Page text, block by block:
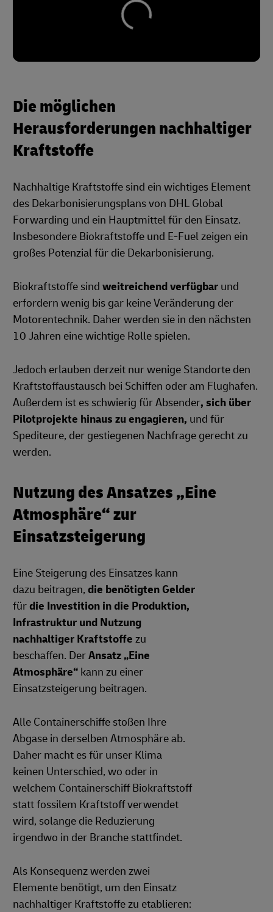
Die möglichen
Herausforderungen nachhaltiger
Kraftstoffe
Nachhaltige Kraftstoffe sind ein wichtiges Element
des Dekarbonisierungsplans von DHL Global
Forwarding und ein Hauptmittel für den Einsatz.
Insbesondere Biokraftstoffe und E-Fuel zeigen ein
großes Potenzial für die Dekarbonisierung.
Biokraftstoffe sind weitreichend verfügbar und
erfordern wenig bis gar keine Veränderung der
Motorentechnik. Daher werden sie in den nächsten
10 Jahren eine wichtige Rolle spielen.
Jedoch erlauben derzeit nur wenige Standorte den
Kraftstoffaustausch bei Schiffen oder am Flughafen.
Außerdem ist es schwierig für Absender, sich über
Pilotprojekte hinaus zu engagieren, und für
Spediteure, der gestiegenen Nachfrage gerecht zu
werden.
Nutzung des Ansatzes „Eine
Atmosphäre“ zur
Einsatzsteigerung
Eine Steigerung des Einsatzes kann
dazu beitragen, die benötigten Gelder
fürdie Investition in die Produktion,
Infrastruktur und Nutzung
nachhaltiger Kraftstoffe zu
beschaffen. DerAnsatz „Eine
Atmosphäre“ kann zu einer
Einsatzsteigerung beitragen.
Alle Containerschiffe stoßen Ihre
Abgase in derselben Atmosphäre ab.
Daher macht es für unser Klima
keinen Unterschied, wo oder in
welchem Containerschiff Biokraftstoff
statt fossilem Kraftstoff verwendet
wird, solange die Reduzierung
irgendwo in der Branche stattfindet.
Als Konsequenz werden zwei
Elemente benötigt, um den Einsatz
nachhaltiger Kraftstoffe zu etablieren: